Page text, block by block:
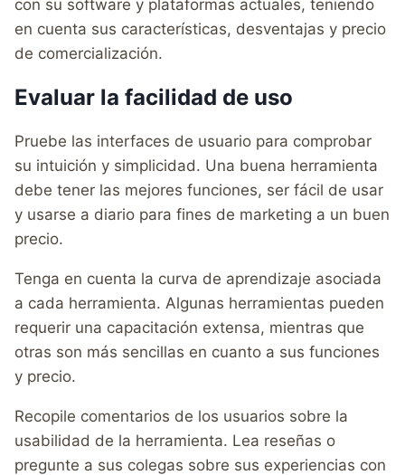
con su software y plataformas actuales, teniendo
en cuenta sus características, desventajas y precio
de comercialización.
Evaluar la facilidad de uso
Pruebe las interfaces de usuario para comprobar
su intuición y simplicidad. Una buena herramienta
debe tener las mejores funciones, ser fácil de usar
y usarse a diario para fines de marketing a un buen
precio.
Tenga en cuenta la curva de aprendizaje asociada
a cada herramienta. Algunas herramientas pueden
requerir una capacitación extensa, mientras que
otras son más sencillas en cuanto a sus funciones
y precio.
Recopile comentarios de los usuarios sobre la
usabilidad de la herramienta. Lea reseñas o
pregunte a sus colegas sobre sus experiencias con